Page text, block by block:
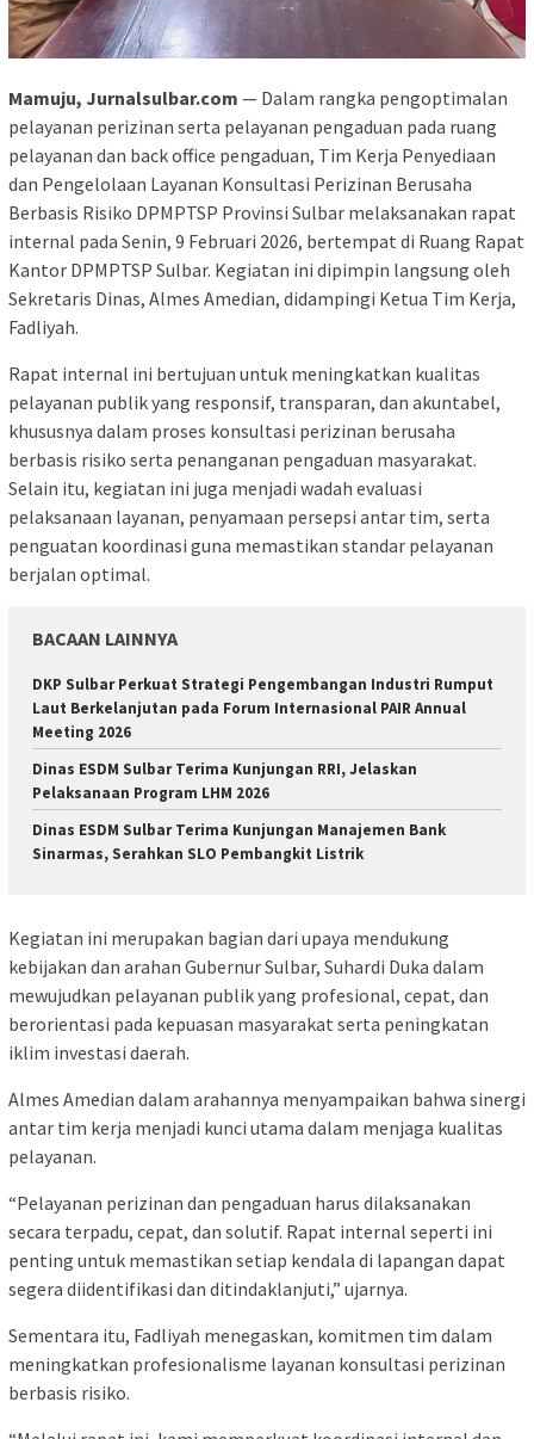
Mamuju, Jurnalsulbar.com — Dalam rangka pengoptimalan
pelayanan perizinan serta pelayanan pengaduan pada ruang
pelayanan dan back office pengaduan, Tim Kerja Penyediaan
dan Pengelolaan Layanan Konsultasi Perizinan Berusaha
Berbasis Risiko DPMPTSP Provinsi Sulbar melaksanakan rapat
internal pada Senin, 9 Februari 2026, bertempat di Ruang Rapat
Kantor DPMPTSP Sulbar. Kegiatan ini dipimpin langsung oleh
Sekretaris Dinas, Almes Amedian, didampingi Ketua Tim Kerja,
Fadliyah.
Rapat internal ini bertujuan untuk meningkatkan kualitas
pelayanan publik yang responsif, transparan, dan akuntabel,
khususnya dalam proses konsultasi perizinan berusaha
berbasis risiko serta penanganan pengaduan masyarakat.
Selain itu, kegiatan ini juga menjadi wadah evaluasi
pelaksanaan layanan, penyamaan persepsi antar tim, serta
penguatan koordinasi guna memastikan standar pelayanan
berjalan optimal.
BACAAN LAINNYA
DKP Sulbar Perkuat Strategi Pengembangan Industri Rumput
Laut Berkelanjutan pada Forum Internasional PAIR Annual
Meeting 2026
Dinas ESDM Sulbar Terima Kunjungan RRI, Jelaskan
Pelaksanaan Program LHM 2026
Dinas ESDM Sulbar Terima Kunjungan Manajemen Bank
Sinarmas, Serahkan SLO Pembangkit Listrik
Kegiatan ini merupakan bagian dari upaya mendukung
kebijakan dan arahan Gubernur Sulbar, Suhardi Duka dalam
mewujudkan pelayanan publik yang profesional, cepat, dan
berorientasi pada kepuasan masyarakat serta peningkatan
iklim investasi daerah.
Almes Amedian dalam arahannya menyampaikan bahwa sinergi
antar tim kerja menjadi kunci utama dalam menjaga kualitas
pelayanan.
“Pelayanan perizinan dan pengaduan harus dilaksanakan
secara terpadu, cepat, dan solutif. Rapat internal seperti ini
penting untuk memastikan setiap kendala di lapangan dapat
segera diidentifikasi dan ditindaklanjuti,” ujarnya.
Sementara itu, Fadliyah menegaskan, komitmen tim dalam
meningkatkan profesionalisme layanan konsultasi perizinan
berbasis risiko.